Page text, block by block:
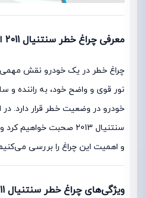
معرفی چراغ خطر سنتنیال 2011 استوک
چراغ خطر در یک خودرو نقش مهمی
نور قوی و واضح خود، به راننده و
خودرو در وضعیت خطر قرار دارد. در
سنتنیال 2013 صحبت
و اهمیت این چراغ را بررسی
ویژگی‌های چراغ خطر سنتنیال 2011